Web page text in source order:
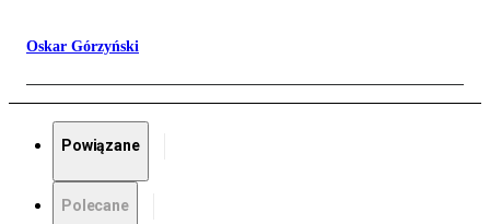
Oskar Górzyński
Powiązane
Polecane